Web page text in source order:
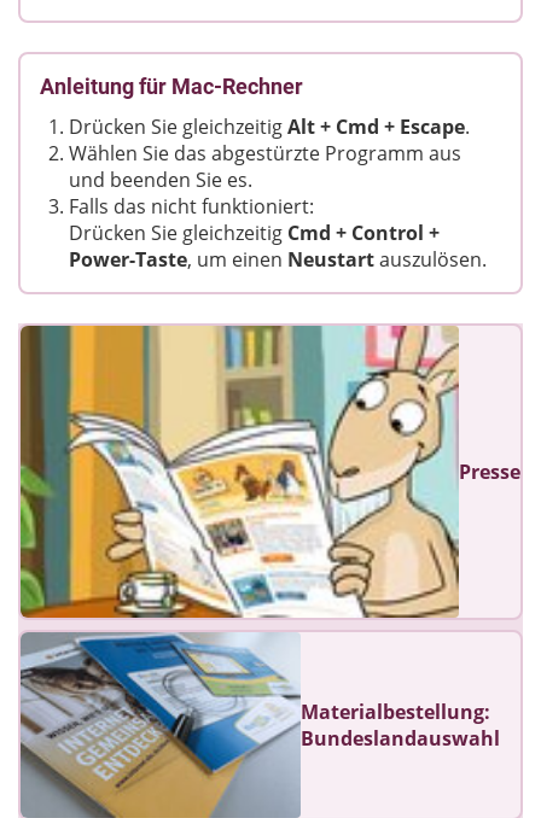
Anleitung für Mac-Rechner
Drücken Sie gleichzeitigAlt + Cmd + Escape.
Wählen Sie das abgestürzte Programm aus
und beenden Sie es.
Falls das nicht funktioniert:
Drücken Sie gleichzeitig Cmd + Control +
Power-Taste, um einen Neustartauszulösen.
Presse
Materialbestellung:
Bundeslandauswahl